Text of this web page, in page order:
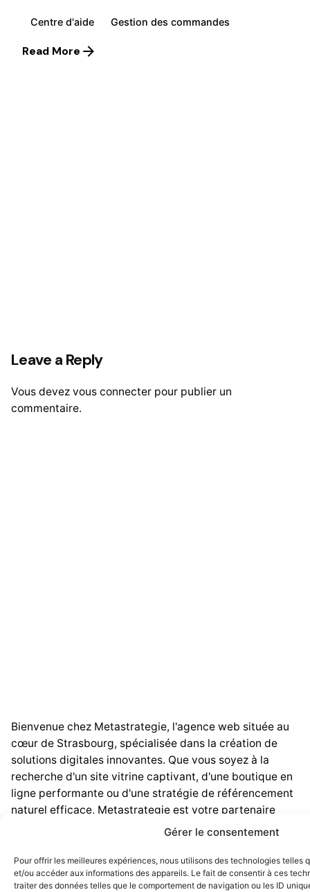
Gérer le consentement
Pour offrir les meilleures expériences, nous utilisons des technologies telles
et/ou accéder aux informations des appareils. Le fait de consentir à ces
traiter des données telles que le comportement de navigation ou les ID
Centre d'aide Gestion des commandes
Read More
Leave a Reply
Vous devez vous connecter pour publier un
commentaire.
Bienvenue chez Metastrategie, l'agence web située au
cœur de Strasbourg, spécialisée dans la création de
solutions digitales innovantes. Que vous soyez à la
recherche d'un site vitrine captivant, d'une boutique en
ligne performante ou d'une stratégie de référencement
naturel efficace, Metastrategie est votre partenaire